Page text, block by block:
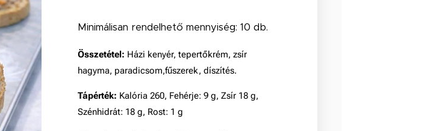
Minimálisan rendelhető mennyiség: 10 db.
Összetétel: Házi kenyér, tepertőkrém, zsír
hagyma, paradicsom,fűszerek, díszítés.
Tápérték: Kalória 260, Fehérje: 9 g, Zsír 18 g,
Szénhidrát: 18 g, Rost: 1 g